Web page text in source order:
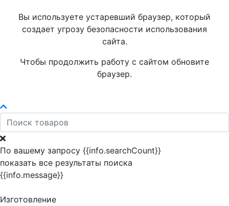
Вы используете устаревший браузер, который
создает угрозу безопасности использования
сайта.
Чтобы продолжить работу с сайтом обновите
браузер.
По вашему запросу {{info.searchCount}}
показать все результаты поиска
{{info.message}}
Изготовление